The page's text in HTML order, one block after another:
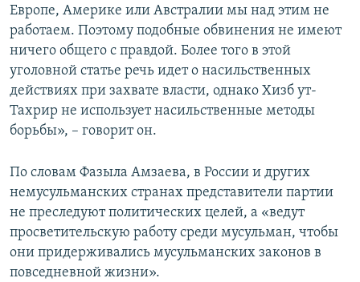
Европе, Америке или Австралии мы над этим не
работаем. Поэтому подобные обвинения не имеют
ничего общего с правдой. Более того в этой
уголовной статье речь идет о насильственных
действиях при захвате власти, однако Хизб ут-
Тахрир не использует насильственные методы
борьбы», – говорит он.
По словам Фазыла Амзаева, в России и других
немусульманских странах представители партии
не преследуют политических целей, а «ведут
просветительскую работу среди мусульман, чтобы
они придерживались мусульманских законов в
повседневной жизни».